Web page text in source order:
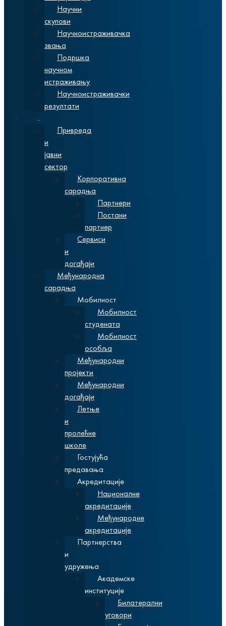
Научни
скупови
Научноистраживачка
звања
Подршка
научном
истраживању
Научноистраживачки
резултати
Привреда
и
јавни
сектор
Корпоративна
сарадња
Партнери
Постани
партнер
Сервиси
и
догађаји
Међународна
сарадња
Мобилност
Мобилност
студената
Мобилност
особља
Међународни
пројекти
Међународни
догађаји
Летње
и
пролећне
школе
Гостујућа
предавања
Акредитације
Националне
акредитације
Међународне
акредитације
Партнерства
и
удружења
Академске
институције
Билатерални
уговори